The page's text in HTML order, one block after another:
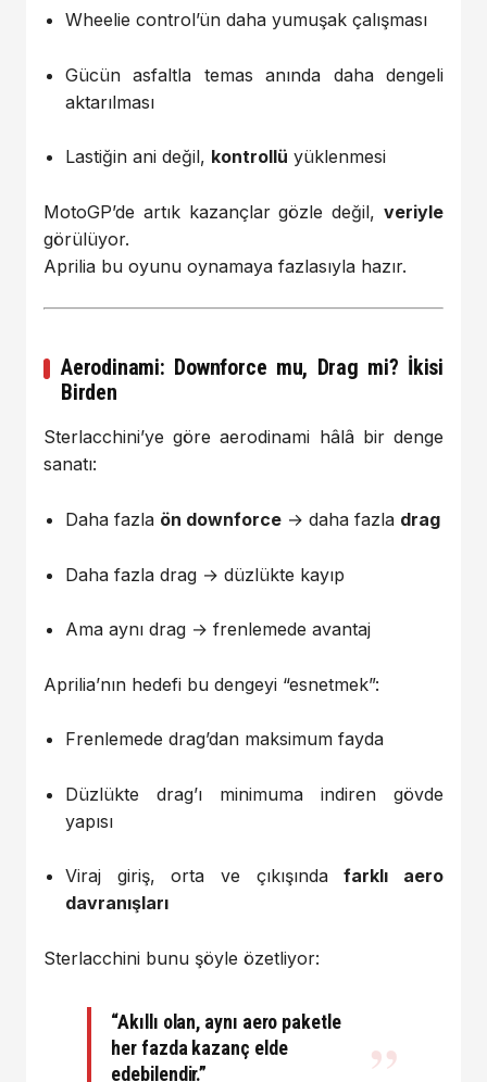
Wheelie control’ün daha yumuşak çalışması
Gücün asfaltla temas anında daha dengeli
aktarılması
Lastiğin ani değil, kontrollü yüklenmesi
MotoGP’de artık kazançlar gözle değil, veriyle
görülüyor.
Aprilia bu oyunu oynamaya fazlasıyla hazır.
Aerodinami: Downforce mu, Drag mi? İkisi
Birden
Sterlacchini’ye göre aerodinami hâlâ bir denge
sanatı:
Daha fazla ön downforce → daha fazla drag
Daha fazla drag → düzlükte kayıp
Ama aynı drag → frenlemede avantaj
Aprilia’nın hedefi bu dengeyi “esnetmek”:
Frenlemede drag’dan maksimum fayda
Düzlükte drag’ı minimuma indiren gövde
yapısı
Viraj giriş, orta ve çıkışındafarklı aero
davranışları
Sterlacchini bunu şöyle özetliyor:
“Akıllı olan, aynı aero paketle
her fazda kazanç elde
edebilendir.”